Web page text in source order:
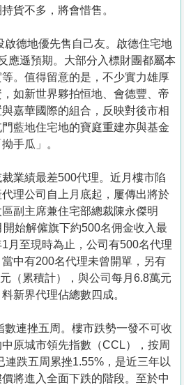
貨不多，將會惜售。
啟德地優先售自己友。啟德住宅地
應遜預期。大部分入標財團都屬本
。值得留意的是，不少實力雄厚
如新世界夥拍恒地、會德豐、帝
嘉華國際的組合，反映對後市相
藍地住宅地的寶庭重建亦與基金
手瓜」。
裁業績最差500代理。近月樓市陷
理公司自上月底起，屢傳出將於
副主席兼住宅部總裁陳永傑明
始解僱旗下約500名佣金收入最
月至現時為止，公司有500名代理
中有200名代理未曾開單，另有
（累積計），與公司每月6.8萬元
新界代理佔總數四成。
數連挫五周。樓市跌勢一發不可收
原城市領先指數（CCL），按周
連跌五周累挫1.55%，是近三年以
將進入全面下跌的階段。至於中